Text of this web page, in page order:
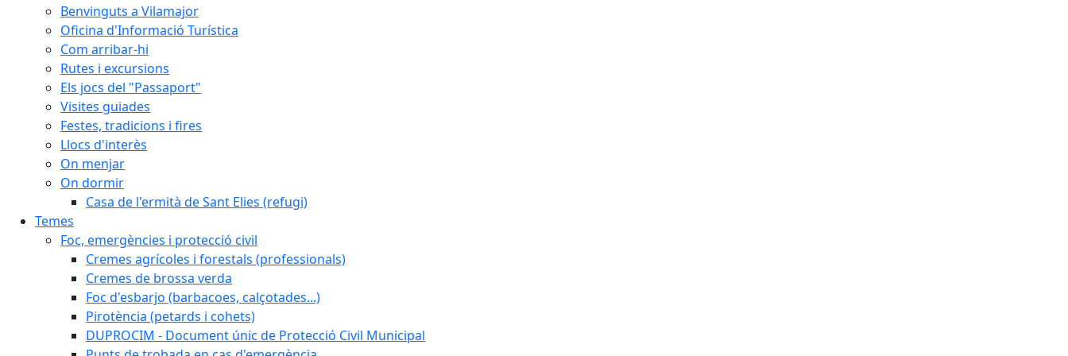
Benvinguts a Vilamajor
Oficina d'Informació Turística
Com arribar-hi
Rutes i excursions
Els jocs del "Passaport"
Visites guiades
Festes, tradicions i fires
Llocs d'interès
On menjar
On dormir
Casa de l'ermità de Sant Elies (refugi)
Temes
Foc, emergències i protecció civil
Cremes agrícoles i forestals (professionals)
Cremes de brossa verda
Foc d'esbarjo (barbacoes, calçotades...)
Pirotència (petards i cohets)
DUPROCIM - Document únic de Protecció Civil Municipal